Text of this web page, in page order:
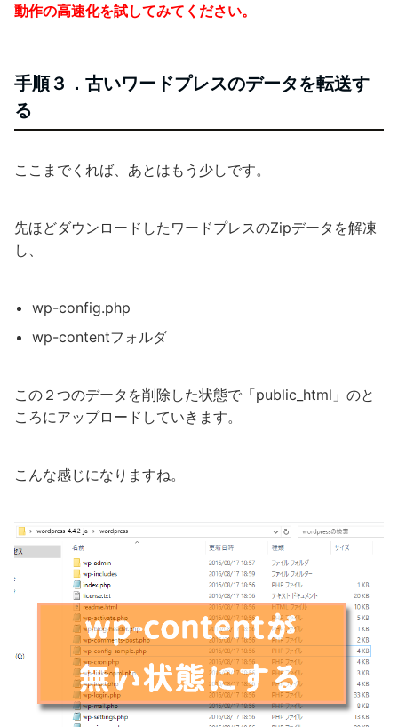
動作の高速化を試してみてください。
手順３．古いワードプレスのデータを転送す
る
ここまでくれば、あとはもう少しです。
先ほどダウンロードしたワードプレスのZipデータを解凍
し、
wp-config.php
wp-contentフォルダ
この２つのデータを削除した状態で「public_html」のと
ころにアップロードしていきます。
こんな感じになりますね。